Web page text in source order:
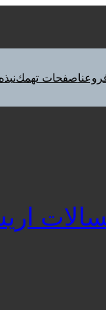
صفحات تهمك
اريستون